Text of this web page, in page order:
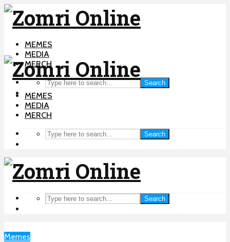
MEMES
MEDIA
MERCH
Search
MEMES
MEDIA
MERCH
Search
Search
Memes